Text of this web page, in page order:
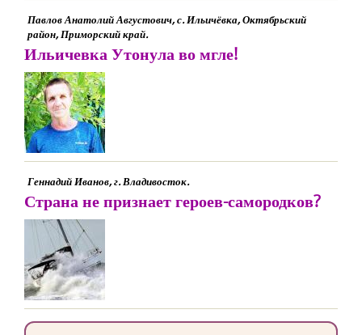
Павлов Анатолий Августович, с. Ильичёвка, Октябрьский
район, Приморский край.
Ильичевка Утонула во мгле!
Геннадий Иванов, г. Владивосток.
Страна не признает героев-самородков?